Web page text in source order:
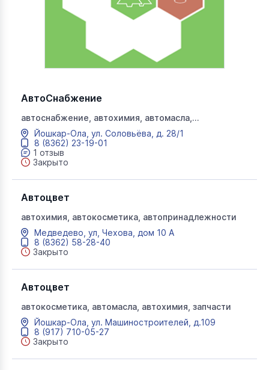
АвтоСнабжение
автоснабжение, автохимия, автомасла,
автомобильные смазки, автоаксессуары, топливные
фильтры
Йошкар-Ола, ул. Соловьёва, д. 28/1
8 (8362) 23-19-01
1 отзыв
Закрыто
Автоцвет
автохимия, автокосметика, автопринадлежности
Медведево, ул, Чехова, дом 10 А
8 (8362) 58-28-40
Закрыто
Автоцвет
автокосметика, автомасла, автохимия, запчасти
Йошкар-Ола, ул. Машиностроителей, д.109
8 (917) 710-05-27
Закрыто